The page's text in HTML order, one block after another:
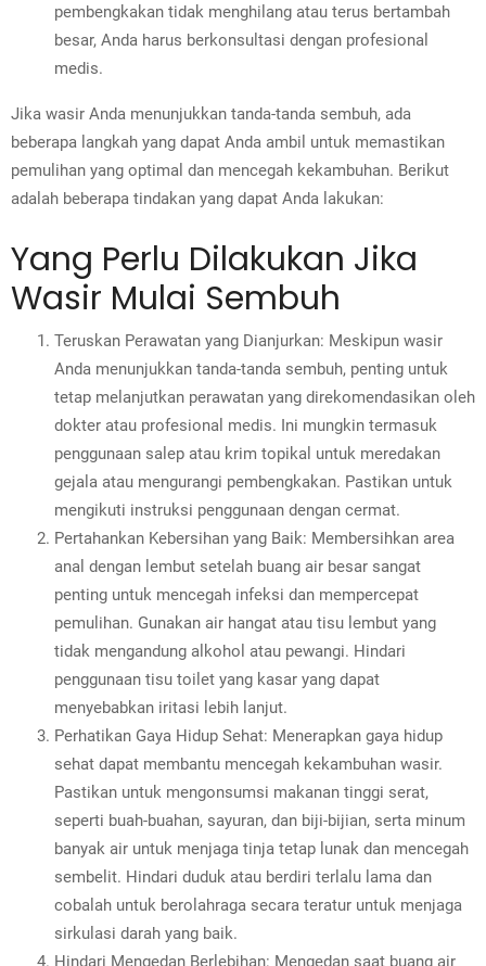
pembengkakan tidak menghilang atau terus bertambah
besar, Anda harus berkonsultasi dengan profesional
medis.
Jika wasir Anda menunjukkan tanda-tanda sembuh, ada
beberapa langkah yang dapat Anda ambil untuk memastikan
pemulihan yang optimal dan mencegah kekambuhan. Berikut
adalah beberapa tindakan yang dapat Anda lakukan:
Yang Perlu Dilakukan Jika
Wasir Mulai Sembuh
Teruskan Perawatan yang Dianjurkan: Meskipun wasir
Anda menunjukkan tanda-tanda sembuh, penting untuk
tetap melanjutkan perawatan yang direkomendasikan oleh
dokter atau profesional medis. Ini mungkin termasuk
penggunaan salep atau krim topikal untuk meredakan
gejala atau mengurangi pembengkakan. Pastikan untuk
mengikuti instruksi penggunaan dengan cermat.
Pertahankan Kebersihan yang Baik: Membersihkan area
anal dengan lembut setelah buang air besar sangat
penting untuk mencegah infeksi dan mempercepat
pemulihan. Gunakan air hangat atau tisu lembut yang
tidak mengandung alkohol atau pewangi. Hindari
penggunaan tisu toilet yang kasar yang dapat
menyebabkan iritasi lebih lanjut.
Perhatikan Gaya Hidup Sehat: Menerapkan gaya hidup
sehat dapat membantu mencegah kekambuhan wasir.
Pastikan untuk mengonsumsi makanan tinggi serat,
seperti buah-buahan, sayuran, dan biji-bijian, serta minum
banyak air untuk menjaga tinja tetap lunak dan mencegah
sembelit. Hindari duduk atau berdiri terlalu lama dan
cobalah untuk berolahraga secara teratur untuk menjaga
sirkulasi darah yang baik.
Hindari Mengedan Berlebihan: Mengedan saat buang air